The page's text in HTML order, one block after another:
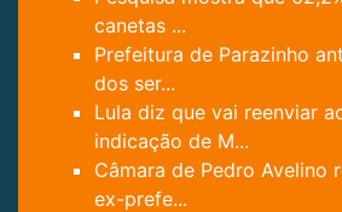
canetas ...
Prefeitura de Parazinho
dos ser...
Lula diz que vai reenviar
indicação de M...
Câmara de Pedro Avelino
ex-prefe...